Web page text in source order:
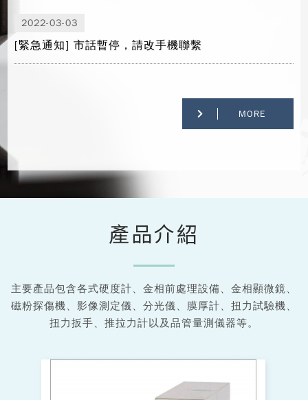
2022-03-03
[緊急通知] 市話暫停，請改手機聯繫
MORE
產品介紹
主要產品包含各式硬度計、金相前處理設備、金相顯微鏡、
磁粉探傷機、影像測定儀、分光儀、膜厚計、扭力試驗機、
扭力扳手、推拉力計以及品管量測儀器等。